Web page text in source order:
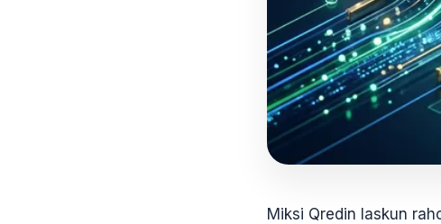
Miksi Qredin laskun